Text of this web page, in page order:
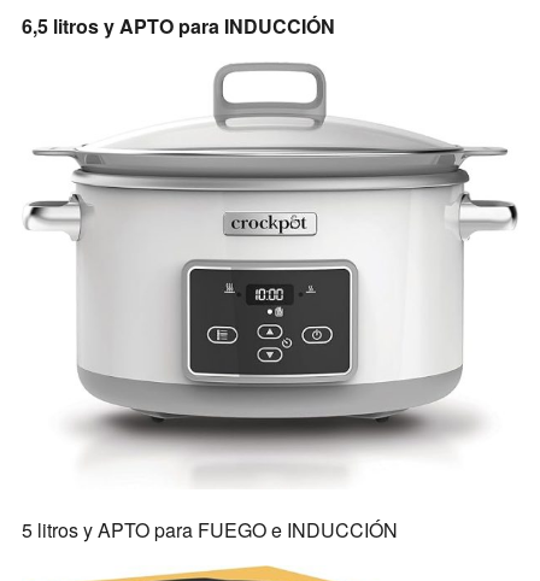
6,5 litros y APTO para INDUCCIÓN
5 litros y APTO para FUEGO e INDUCCIÓN